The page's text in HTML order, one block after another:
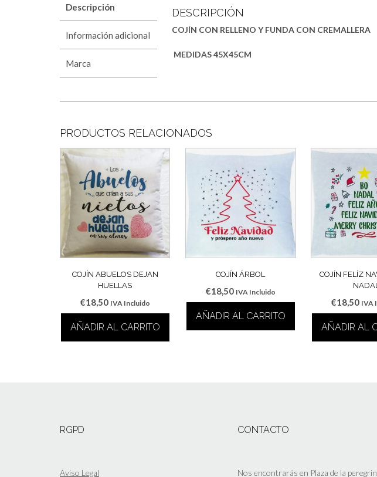
Descripción
Información adicional
Marca
DESCRIPCIÓN
COJÍN CON RELLENO Y FUNDA CON CREMALLERA
MEDIDAS 45X45CM
PRODUCTOS RELACIONADOS
COJÍN ABUELOS DEJAN
HUELLAS
€18,50 IVA Incluido
AÑADIR AL CARRITO
COJÍN ÁRBOL
€18,50 IVA Incluido
AÑADIR AL CARRITO
COJÍN FELÍZ
€18,50 IVA
AÑADIR AL
RGPD
Aviso Legal
CONTACTO
Nos encontrarás en Plaza de la